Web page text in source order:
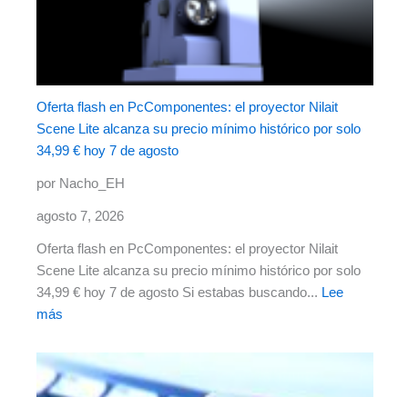
Oferta flash en PcComponentes: el proyector Nilait
Scene Lite alcanza su precio mínimo histórico por solo
34,99 € hoy 7 de agosto
por Nacho_EH
agosto 7, 2026
Oferta flash en PcComponentes: el proyector Nilait
Scene Lite alcanza su precio mínimo histórico por solo
34,99 € hoy 7 de agosto Si estabas buscando... Lee
más